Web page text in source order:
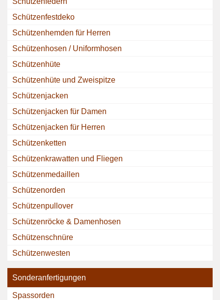
Schützenfestdeko
Schützenhemden für Herren
Schützenhosen / Uniformhosen
Schützenhüte
Schützenhüte und Zweispitze
Schützenjacken
Schützenjacken für Damen
Schützenjacken für Herren
Schützenketten
Schützenkrawatten und Fliegen
Schützenmedaillen
Schützenorden
Schützenpullover
Schützenröcke & Damenhosen
Schützenschnüre
Schützenwesten
Sonderanfertigungen
Spassorden